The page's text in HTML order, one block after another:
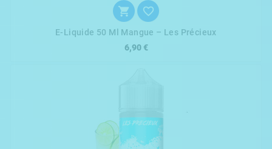
 
E-Liquide 50 Ml Mangue – Les Précieux
6,90 €